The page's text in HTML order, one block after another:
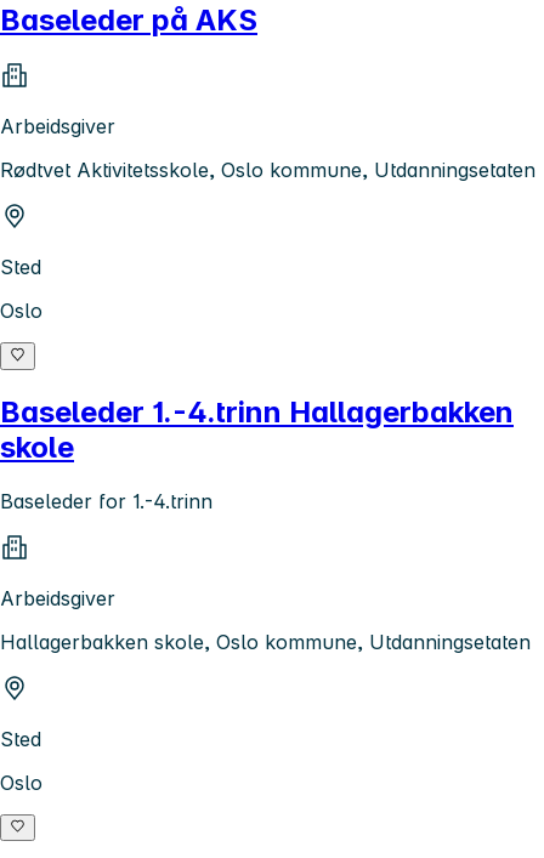
Baseleder på AKS
Arbeidsgiver
Rødtvet Aktivitetsskole, Oslo kommune, Utdanningsetaten
Sted
Oslo
Baseleder 1.-4.trinn Hallagerbakken
skole
Baseleder for 1.-4.trinn
Arbeidsgiver
Hallagerbakken skole, Oslo kommune, Utdanningsetaten
Sted
Oslo